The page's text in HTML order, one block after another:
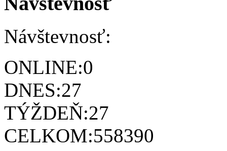
Návštevnosť:
ONLINE:0
DNES:27
TÝŽDEŇ:27
CELKOM:558390